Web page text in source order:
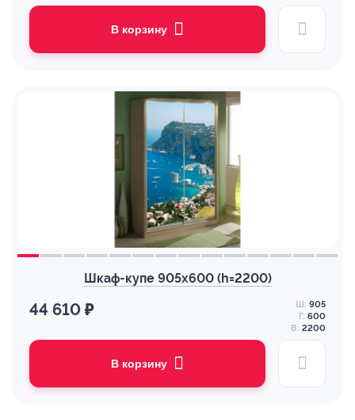
В корзину
Шкаф-купе 905х600 (h=2200)
44 610 ₽ Ш: 905
Г: 600
В: 2200
В корзину